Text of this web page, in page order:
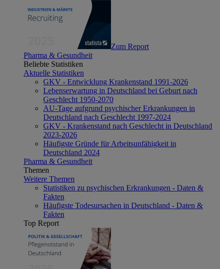
Zum Report
Pharma & Gesundheit
Beliebte Statistiken
Aktuelle Statistiken
GKV - Entwicklung Krankenstand 1991-2026
Lebenserwartung in Deutschland bei Geburt nach
Geschlecht 1950-2070
AU-Tage aufgrund psychischer Erkrankungen in
Deutschland nach Geschlecht 1997-2024
GKV - Krankenstand nach Geschlecht in Deutschland
2023-2026
Häufigste Gründe für Arbeitsunfähigkeit in
Deutschland 2024
Pharma & Gesundheit
Themen
Weitere Themen
Statistiken zu psychischen Erkrankungen - Daten &
Fakten
Häufigste Todesursachen in Deutschland - Daten &
Fakten
Top Report